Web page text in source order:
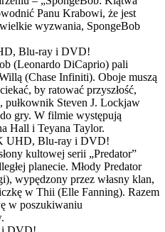
Panu Krabowi, że jest
wyzwania, SpongeBob
Blu-ray i DVD!
(Leonardo DiCaprio) pali
(Chase Infiniti). Oboje muszą
by ratować przyszłość,
Steven J. Lockjaw
gry. W filmie występują
Hall i Teyana Taylor.
UHD, Blu-ray i DVD!
kultowej serii „Predator”
planecie. Młody Predator
wypędzony przez własny klan,
w Thii (Elle Fanning). Razem
w poszukiwaniu